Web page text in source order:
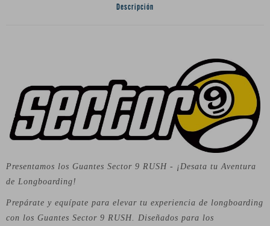
Descripción
Presentamos los Guantes Sector 9 RUSH - ¡Desata tu Aventura
de Longboarding!
Prepárate y equípate para elevar tu experiencia de longboarding
con los Guantes Sector 9 RUSH. Diseñados para los